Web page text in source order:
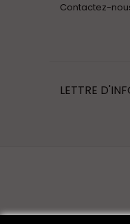
Contactez-
LETTRE